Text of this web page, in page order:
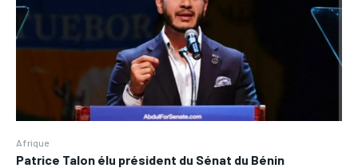
Afrique
Patrice Talon élu président du Sénat du Bénin